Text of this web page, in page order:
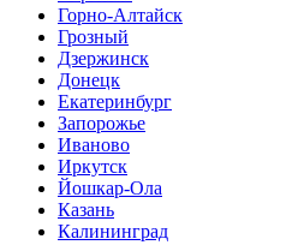
Горно-Алтайск
Грозный
Дзержинск
Донецк
Екатеринбург
Запорожье
Иваново
Иркутск
Йошкар-Ола
Казань
Калининград